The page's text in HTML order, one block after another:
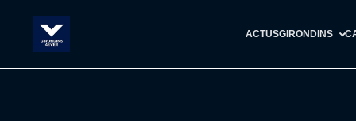
ACTUSGIRONDINS